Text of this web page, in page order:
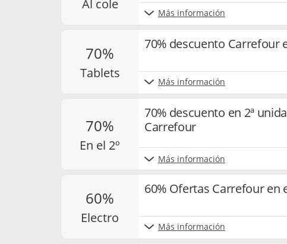
al cole
Más información
70%
tablets
70% descuento Carrefour
Más información
70%
en el 2º
70% descuento en 2ª
Carrefour
Más información
60%
electro
60% Ofertas Carrefour en
Más información